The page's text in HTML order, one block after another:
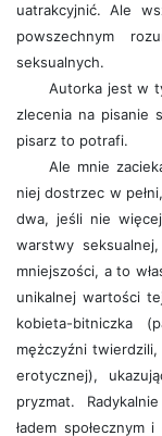
uatrakcyjnić. Ale
powszechnym
seksualnych.
Autorka jest w
zlecenia na pisanie
pisarz to potrafi.
Ale mnie
niej dostrzec w
dwa, jeśli nie
warstwy
mniejszości, a to
unikalnej wartości
kobieta-bitniczka
mężczyźni
erotycznej),
pryzmat.
ładem społecznym